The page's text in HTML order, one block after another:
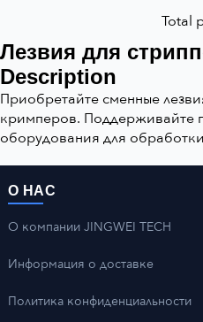
Total
Лезвия для
Description
Приобретайте сменные
кримперов. Поддерживайте
оборудования для
О НАС
О компании JINGWEI TECH
Информация о доставке
Политика конфиденциальности